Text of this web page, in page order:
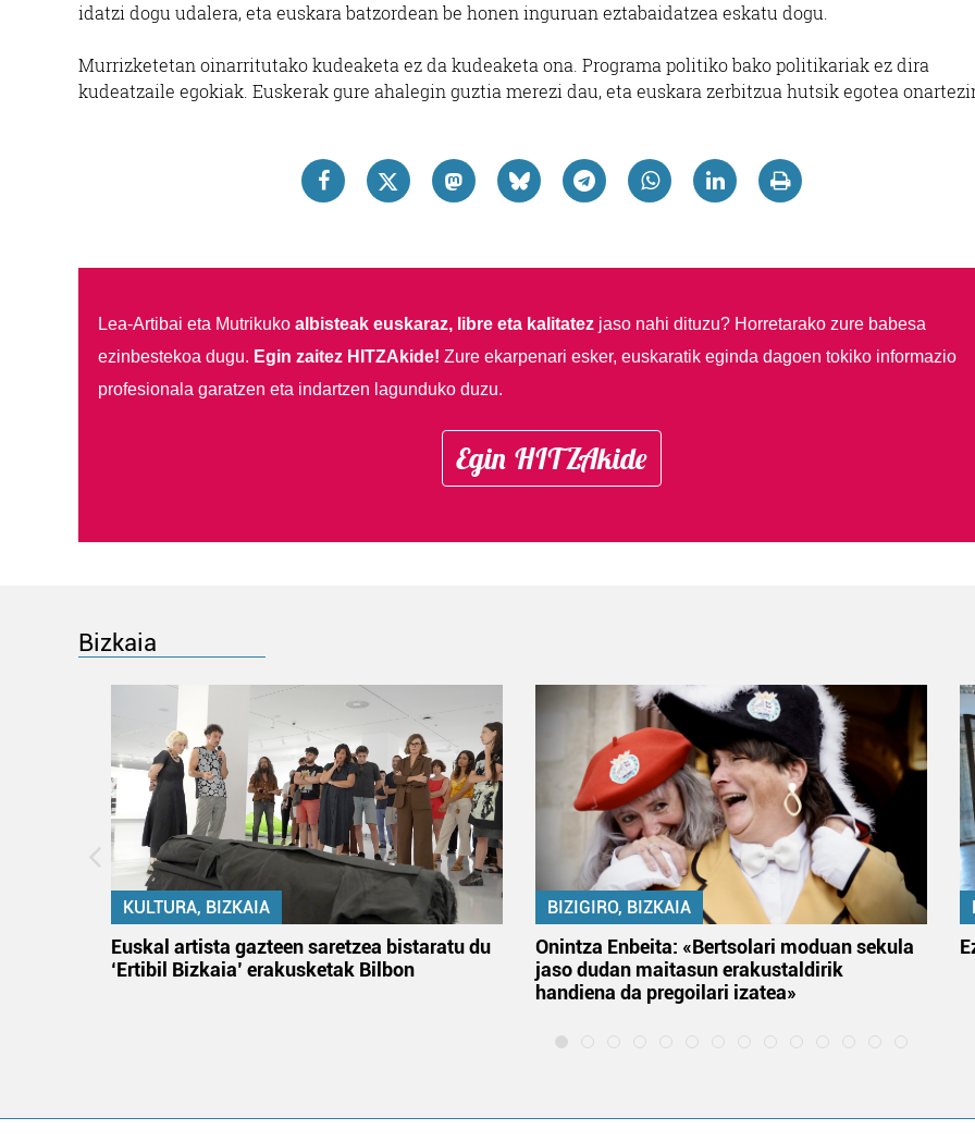
idatzi dogu udalera, eta euskara batzordean be honen inguruan eztabaidatzea eskatu dogu.
Murrizketetan oinarritutako kudeaketa ez da kudeaketa ona. Programa politiko bako politikariak ez dira
kudeatzaile egokiak. Euskerak gure ahalegin guztia merezi dau, eta euskara zerbitzua hutsik egotea
Lea-Artibai eta Mutrikuko albisteak euskaraz, libre eta kalitatezjaso nahi dituzu? Horretarako zure babesa
ezinbestekoa dugu. Egin zaitez HITZAkide! Zure ekarpenari esker, euskaratik eginda dagoen tokiko informazio
profesionala garatzen eta indartzen lagunduko duzu.
Egin HITZAkide
Bizkaia
KULTURA, BIZKAIA
Euskal artista gazteen saretzea bistaratu du
‘Ertibil Bizkaia’ erakusketak Bilbon
BIZIGIRO, BIZKAIA
Onintza Enbeita: «Bertsolari moduan sekula
jaso dudan maitasun erakustaldirik
handiena da pregoilari izatea»